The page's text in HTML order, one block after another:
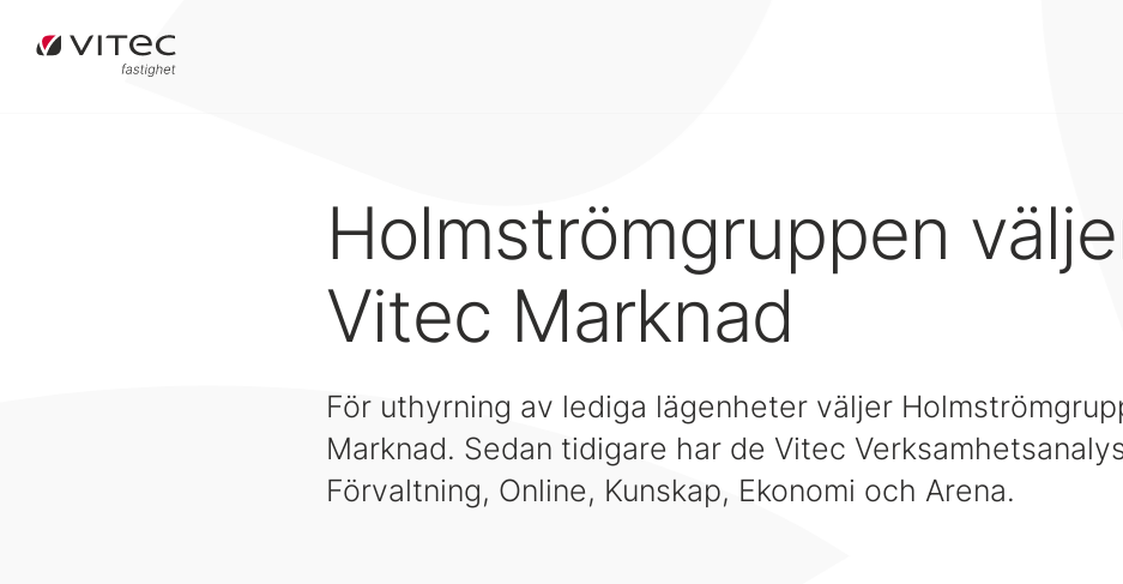
Holmströmgruppen
Vitec Marknad
För uthyrning av lediga lägenheter väljer
Marknad. Sedan tidigare har de Vitec
Förvaltning, Online, Kunskap, Ekonomi och Arena.